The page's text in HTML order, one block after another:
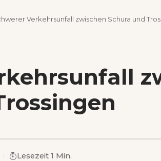
Verkehrsunfall zwischen Schura und
Lesezeit 1 Min.